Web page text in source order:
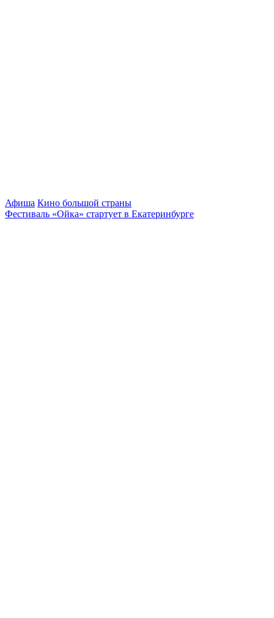
Афиша Кино большой страны
Фестиваль «Ойка» стартует в Екатеринбурге